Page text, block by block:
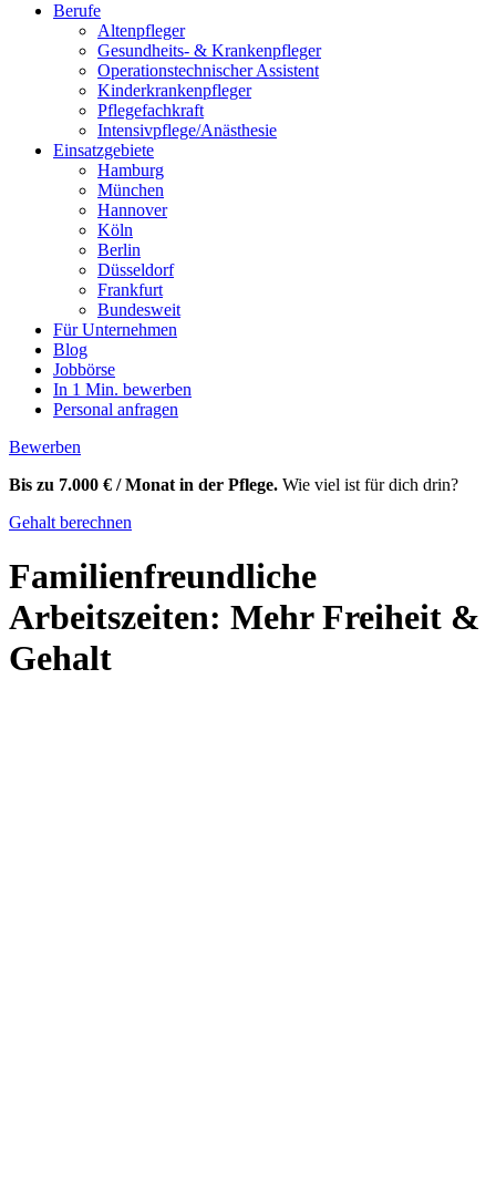
Berufe
Altenpfleger
Gesundheits- & Krankenpfleger
Operationstechnischer Assistent
Kinderkrankenpfleger
Pflegefachkraft
Intensivpflege/Anästhesie
Einsatzgebiete
Hamburg
München
Hannover
Köln
Berlin
Düsseldorf
Frankfurt
Bundesweit
Für Unternehmen
Blog
Jobbörse
In 1 Min. bewerben
Personal anfragen
Bewerben
Bis zu 7.000 € / Monat in der Pflege. Wie viel ist für dich drin?
Gehalt berechnen
Familienfreundliche
Arbeitszeiten: Mehr Freiheit &
Gehalt